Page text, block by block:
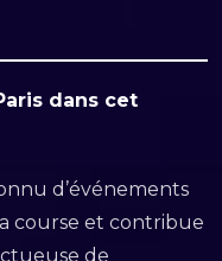
dans cet
d’événements
course et contribue
de